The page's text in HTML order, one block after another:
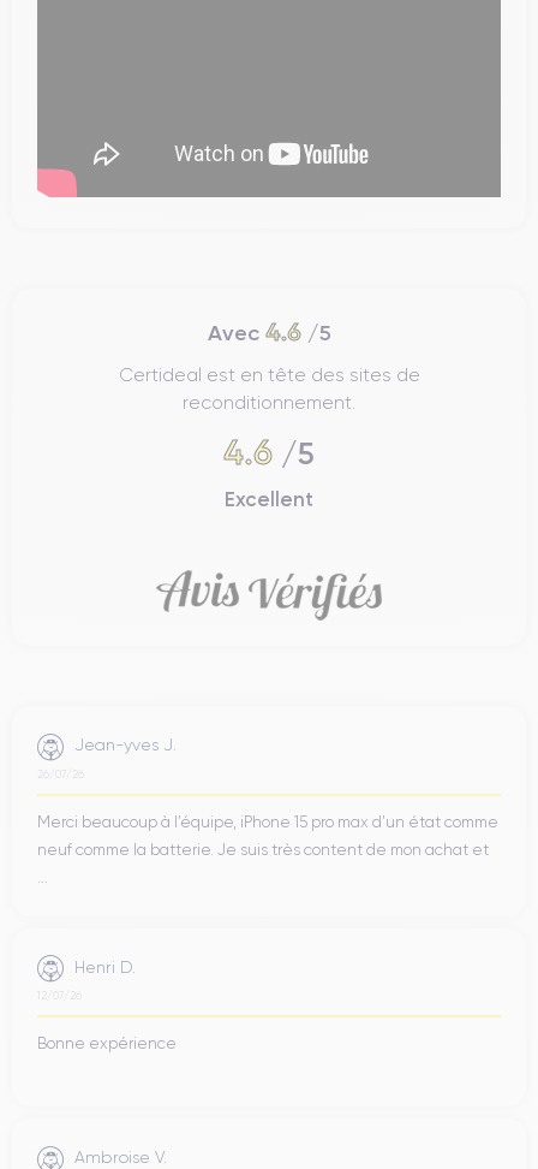
Avec 4.6/5
Certideal est en tête des sites de
reconditionnement.
4.6 /5
Excellent
Jean-yves J.
26/07/26
Merci beaucoup à l’équipe, iPhone 15 pro max d’un état comme
neuf comme la batterie. Je suis très content de mon achat et
Henri D.
12/07/26
Bonne expérience
Ambroise V.